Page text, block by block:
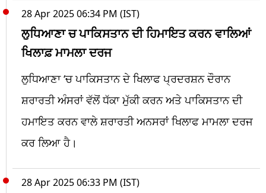
28 Apr 2025 06:34 PM (IST)
ਲੁਧਿਆਣਾ ਚ ਪਾਕਿਸਤਾਨ ਦੀ ਹਿਮਾਇਤ ਕਰਨ ਵਾਲਿਆਂ
ਖਿਲਾਫ਼ ਮਾਮਲਾ ਦਰਜ
ਲੁਧਿਆਣਾ ‘ਚ ਪਾਕਿਸਤਾਨ ਦੇ ਖਿਲਾਫ ਪ੍ਰਦਰਸ਼ਨ ਦੌਰਾਨ
ਸ਼ਰਾਰਤੀ ਅੰਸਰਾਂ ਵੱਲੋਂ ਧੱਕਾ ਮੁੱਕੀ ਕਰਨ ਅਤੇ ਪਾਕਿਸਤਾਨ ਦੀ
ਹਮਾਇਤ ਕਰਨ ਵਾਲੇ ਸ਼ਰਾਰਤੀ ਅਨਸਰਾਂ ਖਿਲਾਫ ਮਾਮਲਾ ਦਰਜ
ਕਰ ਲਿਆ ਹੈ।
28 Apr 2025 06:33 PM (IST)